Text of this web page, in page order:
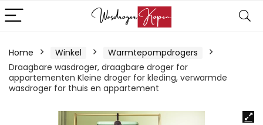
Home Winkel
Warmtepompdrogers
Draagbare wasdroger, draagbare droger for
appartementen Kleine droger for kleding, verwarmde
wasdroger for thuis en appartement